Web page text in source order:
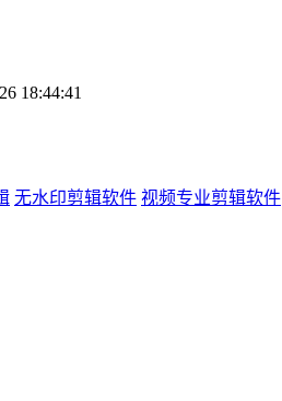
18:44:41
无水印剪辑软件 视频专业剪辑软件